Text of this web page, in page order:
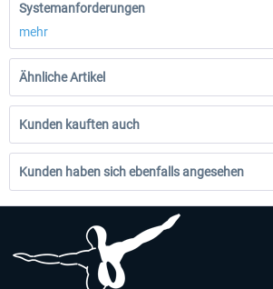
Systemanforderungen
mehr
Ähnliche Artikel
Kunden kauften auch
Kunden haben sich ebenfalls angesehen